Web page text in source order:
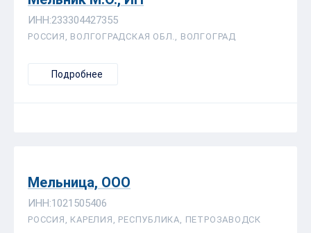
ИНН:233304427355
РОССИЯ, ВОЛГОГРАДСКАЯ ОБЛ., ВОЛГОГРАД
Подробнее
Мельница, ООО
ИНН:1021505406
РОССИЯ, КАРЕЛИЯ, РЕСПУБЛИКА, ПЕТРОЗАВОДСК